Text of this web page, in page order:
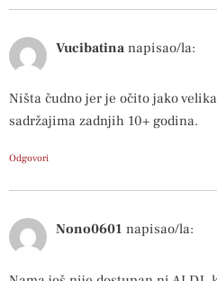
Vucibatina napisao/la:
Ništa čudno jer je očito jako
sadržajima zadnjih 10+ godina.
Odgovori
Nono0601 napisao/la: